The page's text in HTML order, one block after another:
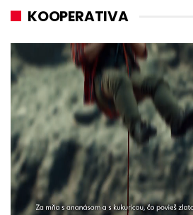
KOOPERATIVA